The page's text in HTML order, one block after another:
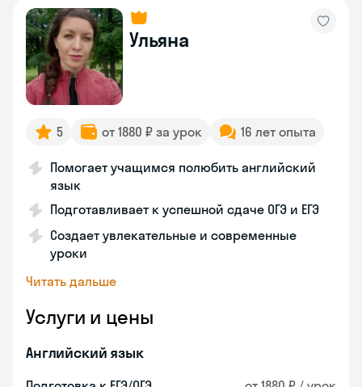
Ульяна
5 от 1880 ₽ за урок 16 лет опыта
Помогает учащимся полюбить английский
язык
Подготавливает к успешной сдаче ОГЭ и ЕГЭ
Создает увлекательные и современные
уроки
Читать дальше
Услуги и цены
Английский язык